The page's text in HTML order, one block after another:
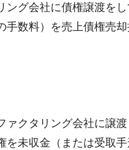
ング会社に債権譲渡を
数料）を売上債権売
ァクタリング会社に譲
を未収金（または受取